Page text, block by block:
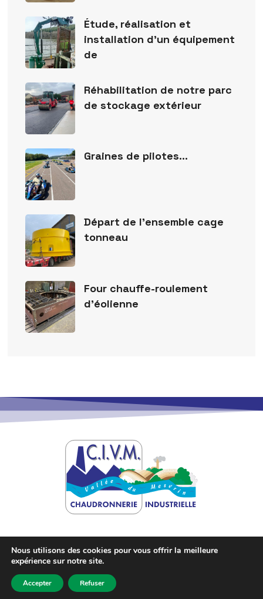
Étude, réalisation et
installation d’un équipement
de
Réhabilitation de notre parc
de stockage extérieur
Graines de pilotes…
Départ de l’ensemble cage
tonneau
Four chauffe-roulement
d’éolienne
©2026Site créé par
Mentions légales
Nous utilisons des cookies pour vous offrir la meilleure
expérience sur notre site.
Accepter Refuser